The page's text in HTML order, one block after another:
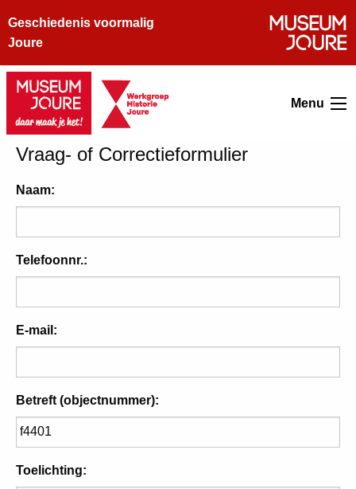
Geschiedenis voormalig
Joure
Menu
Vraag- of Correctieformulier
Naam:
Telefoonnr.:
E-mail:
Betreft (objectnummer):
Toelichting: